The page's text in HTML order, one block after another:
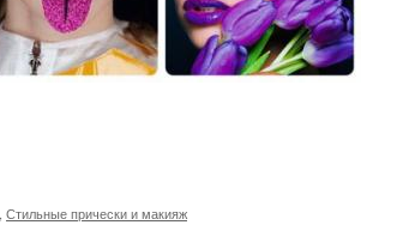
Стильные прически и макияж